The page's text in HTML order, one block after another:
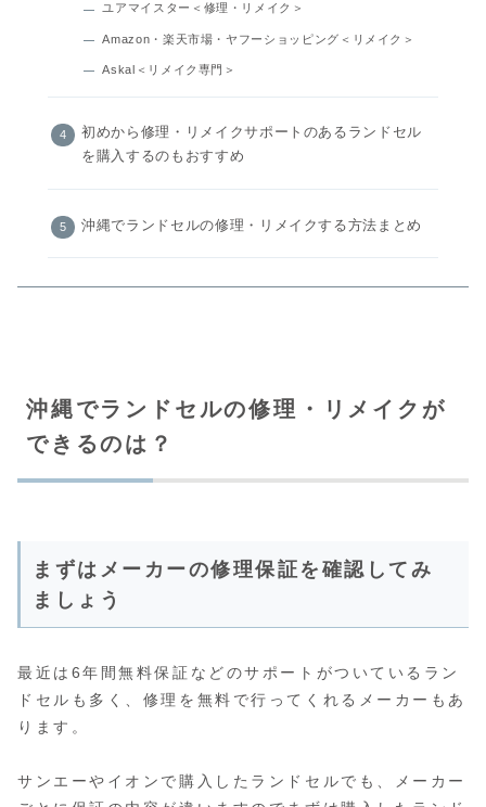
ユアマイスター＜修理・リメイク＞
Amazon・楽天市場・ヤフーショッピング＜リメイク＞
Askal＜リメイク専門＞
初めから修理・リメイクサポートのあるランドセル
を購入するのもおすすめ
沖縄でランドセルの修理・リメイクする方法まとめ
沖縄でランドセルの修理・リメイクが
できるのは？
まずはメーカーの修理保証を確認してみ
ましょう
最近は6年間無料保証などのサポートがついているラン
ドセルも多く、修理を無料で行ってくれるメーカーもあ
ります。
サンエーやイオンで購入したランドセルでも、メーカー